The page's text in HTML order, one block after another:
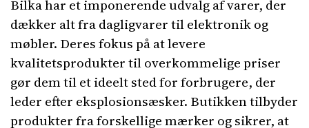
Bilka har et imponerende udvalg af varer, der
dækker alt fra dagligvarer til elektronik og
møbler. Deres fokus på at levere
kvalitetsprodukter til overkommelige priser
gør dem til et ideelt sted for forbrugere, der
leder efter eksplosionsæsker. Butikken tilbyder
produkter fra forskellige mærker og sikrer, at